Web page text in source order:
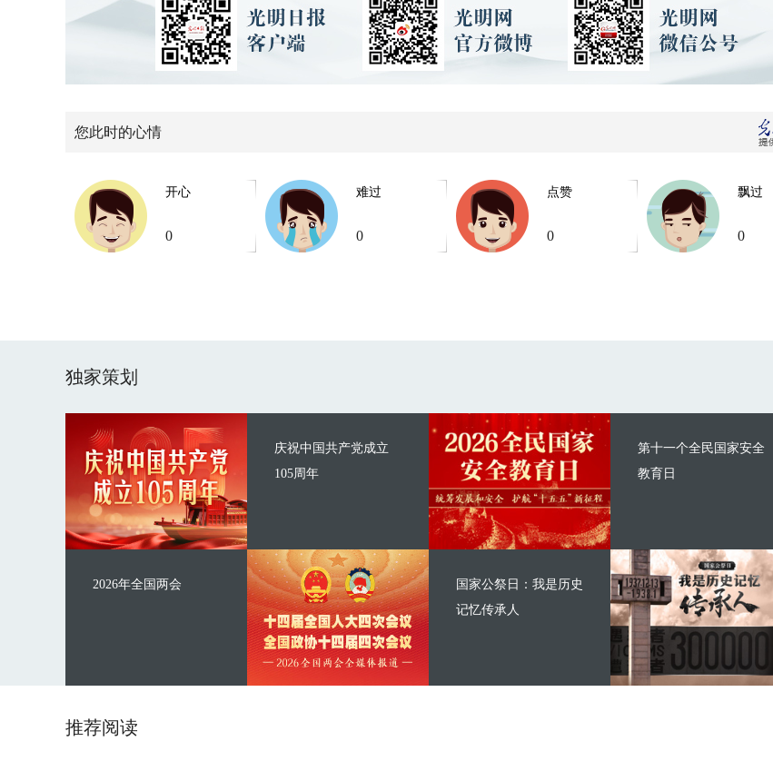
您此时的心情
开心
0
难过
0
点赞
0
飘过
0
独家策划
庆祝中国共产党成立
105周年
2026年全国两会
第十一个全民国家安全
教育日
国家公祭日：我是历史
记忆传承人
推荐阅读